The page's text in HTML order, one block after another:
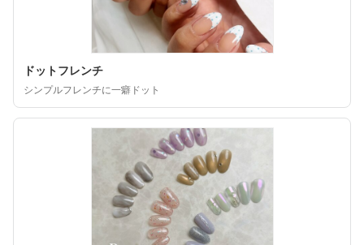
ドットフレンチ
シンプルフレンチに一癖ドット